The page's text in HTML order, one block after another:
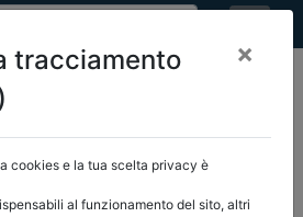
OSSERVATORIO
NORMATIVA
tracciamento
×
cookies e la tua scelta privacy è
al funzionamento del sito, altri